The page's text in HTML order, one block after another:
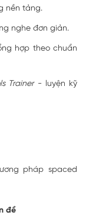
nền tảng.
nghe đơn giản.
hợp theo chuẩn
Trainer- luyện kỹ
pháp spaced
đề